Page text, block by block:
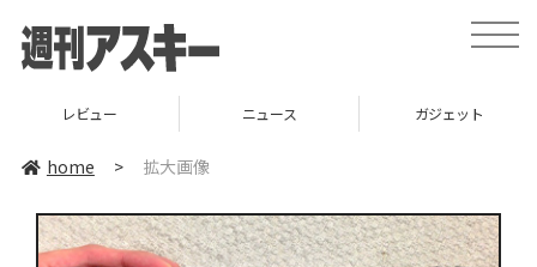
toggle
レビュー ニュース ガジェット
home > 拡大画像